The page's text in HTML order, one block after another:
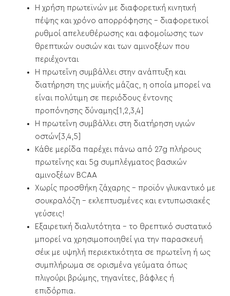
Η χρήση πρωτεϊνών με διαφορετική κινητική
πέψης και χρόνο απορρόφησης - διαφορετικοί
ρυθμοί απελευθέρωσης και αφομοίωσης των
θρεπτικών ουσιών και των αμινοξέων που
περιέχονται
Η πρωτεΐνη συμβάλλει στην ανάπτυξη και
διατήρηση της μυϊκής μάζας, η οποία μπορεί να
είναι πολύτιμη σε περιόδους έντονης
προπόνησης δύναμης[1,2,3,4]
Η πρωτεΐνη συμβάλλει στη διατήρηση υγιών
οστών[3,4,5]
Κάθε μερίδα παρέχει πάνω από 27g πλήρους
πρωτεΐνης και 5g συμπλέγματος βασικών
αμινοξέων BCAA
Χωρίς προσθήκη ζάχαρης - προϊόν γλυκαντικό με
σουκραλόζη - εκλεπτυσμένες και εντυπωσιακές
γεύσεις!
Εξαιρετική διαλυτότητα - το θρεπτικό συστατικό
μπορεί να χρησιμοποιηθεί για την παρασκευή
σέικ με υψηλή περιεκτικότητα σε πρωτεΐνη ή ως
συμπλήρωμα σε ορισμένα γεύματα όπως
πλιγούρι βρώμης, τηγανίτες, βάφλες ή
επιδόρπια.